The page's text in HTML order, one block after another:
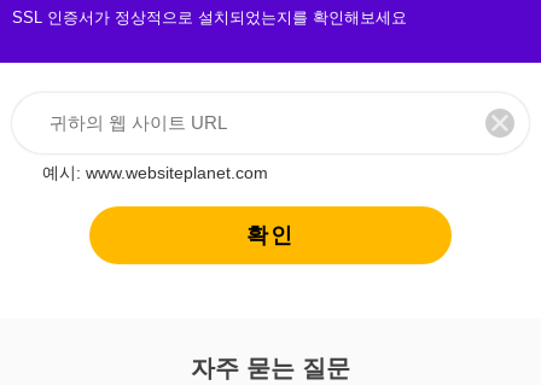
SSL 인증서가 정상적으로 설치되었는지를 확인해보세요
예시: www.websiteplanet.com
확인
자주 묻는 질문